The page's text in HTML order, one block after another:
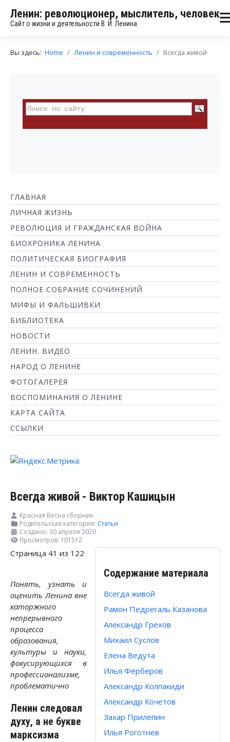
Ленин: революционер, мыслитель, человек
Сайт о жизни и деятельности В. И. Ленина
Вы здесь: Home Ленин и современность Всегда живой
ГЛАВНАЯ
ЛИЧНАЯ ЖИЗНЬ
РЕВОЛЮЦИЯ И ГРАЖДАНСКАЯ ВОЙНА
БИОХРОНИКА ЛЕНИНА
ПОЛИТИЧЕСКАЯ БИОГРАФИЯ
ЛЕНИН И СОВРЕМЕННОСТЬ
ПОЛНОЕ СОБРАНИЕ СОЧИНЕНИЙ
МИФЫ И ФАЛЬШИВКИ
БИБЛИОТЕКА
НОВОСТИ
ЛЕНИН. ВИДЕО
НАРОД О ЛЕНИНЕ
ФОТОГАЛЕРЕЯ
ВОСПОМИНАНИЯ О ЛЕНИНЕ
КАРТА САЙТА
ССЫЛКИ
Всегда живой - Виктор Кашицын
Красная Весна сборник
Родительская категория: Статьи
Создано: 30 апреля 2020
Просмотров: 101512
Содержание материала
Всегда живой
Рамон Педрегаль Казанова
Александр Грехов
Михаил Суслов
Елена Ведута
Илья Ферберов
Александр Колпакиди
Александр Кочетов
Захар Прилепин
Илья Роготнев
Страница 41 из 122
Понять, узнать и
оценить Ленина вне
каторжного
непрерывного
процесса
образования,
культуры и науки,
фокусирующихся в
профессионализме,
проблематично
Ленин следовал
духу, а не букве
марксизма